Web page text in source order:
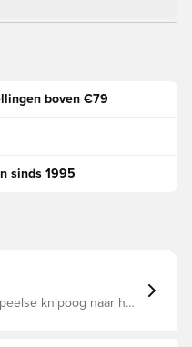
boven €79
sinds 1995
knipoog naar het